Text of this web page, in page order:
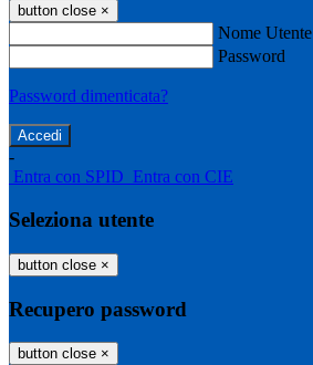
button close ×
Nome Utente
Password
Password dimenticata?
-
Entra con SPID Entra con CIE
Seleziona utente
button close ×
Recupero password
button close ×